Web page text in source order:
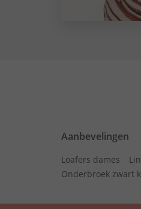
Aanbevelingen
Loafers dames
Onderbroek zwart